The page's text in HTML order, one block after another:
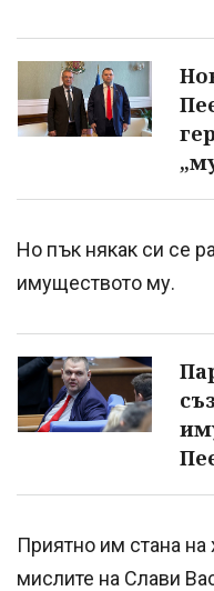
Но пък някак си се
имуществото му.
Приятно им стана на
мислите на Слави